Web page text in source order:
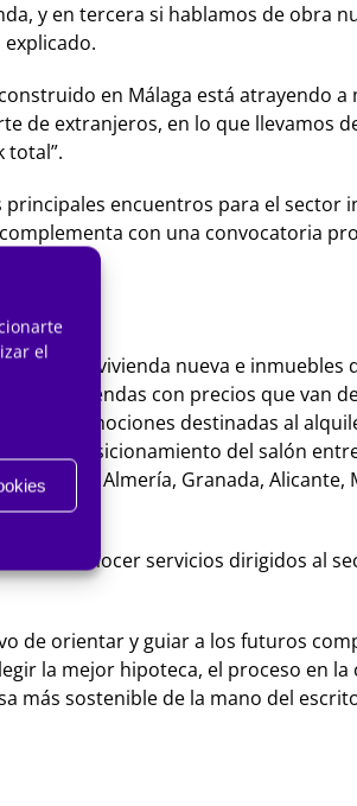
el
y en tercera si hablamos de obra
en Málaga está atrayendo a
de extranjeros, en lo que llevamos
total”.
encuentros para el sector
con una convocatoria
incluye vivienda nueva e inmuebles
viviendas con precios que van
de promociones destinadas al
el posicionamiento del salón
Cádiz, Almería, Granada, Alicante,
conocer servicios dirigidos al
de orientar y guiar a los futuros
la mejor hipoteca, el proceso en la
más sostenible de la mano del